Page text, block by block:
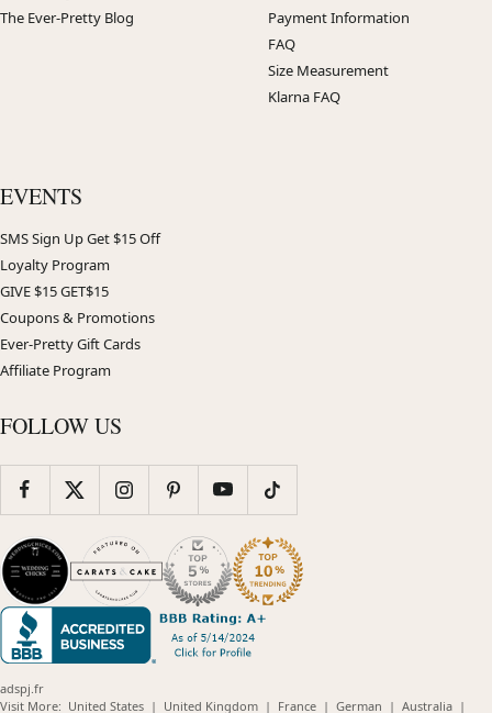
The Ever-Pretty Blog
Payment Information
FAQ
Size Measurement
Klarna FAQ
EVENTS
SMS Sign Up Get $15 Off
Loyalty Program
GIVE $15 GET$15
Coupons & Promotions
Ever-Pretty Gift Cards
Affiliate Program
FOLLOW US
adspj.fr
Visit More: United States(opens
| United Kingdom(opens
| France(opens
| German (opens
| Australia(opens
|